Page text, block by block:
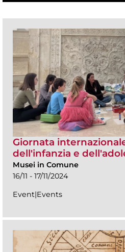
Giornata
dell'infanzia e
Musei in Comune
16/11 - 17/11/2024
Event|Events